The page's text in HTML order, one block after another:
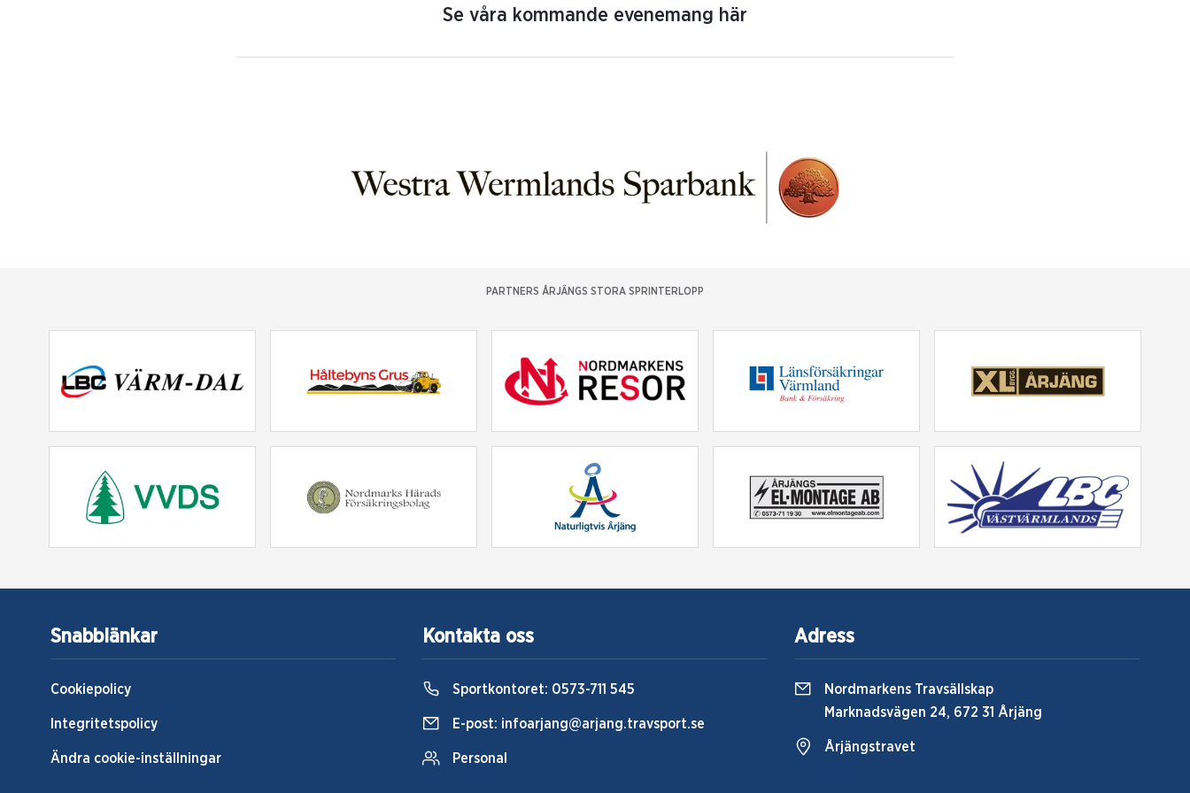
Se våra kommande evenemang här
PARTNERS ÅRJÄNGS STORA SPRINTERLOPP
Snabblänkar
Cookiepolicy
Integritetspolicy
Ändra cookie-inställningar
Kontakta oss
Sportkontoret: 0573-711 545
E-post: infoarjang@arjang.travsport.se
Personal
Adress
Nordmarkens Travsällskap
Marknadsvägen 24, 672 31 Årjäng
Årjängstravet